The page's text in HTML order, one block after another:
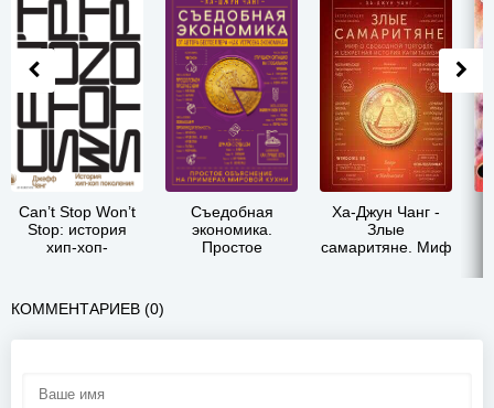
Can’t Stop Won’t
Stop: история
хип-хоп-
Съедобная
экономика.
Простое
Ха-Джун Чанг -
Злые
самаритяне. Миф
КОММЕНТАРИЕВ (0)